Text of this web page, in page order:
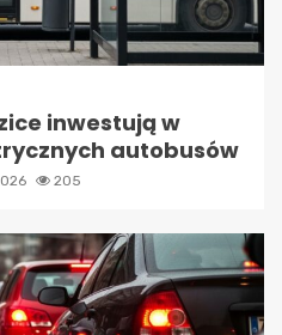
inwestują w
autobusów
205